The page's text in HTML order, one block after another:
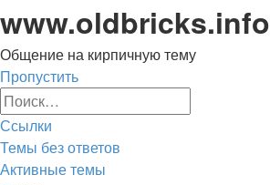
www.oldbricks.info
Общение на кирпичную тему
Пропустить
Ссылки
Темы без ответов
Активные темы